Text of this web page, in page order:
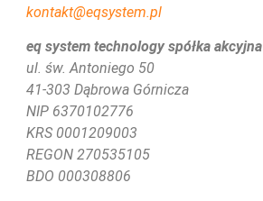
kontakt@eqsystem.pl
eq system technology spółka akcyjna
ul. św. Antoniego 50
41-303 Dąbrowa Górnicza
NIP 6370102776
KRS 0001209003
REGON 270535105
BDO 000308806